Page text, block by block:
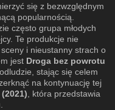
się z bezwzględnym
popularnością.
często grupa młodych
Te produkcje nie
i nieustanny strach o
jest Droga bez powrotu
stając się celem
na kontynuację tej
, która przedstawia